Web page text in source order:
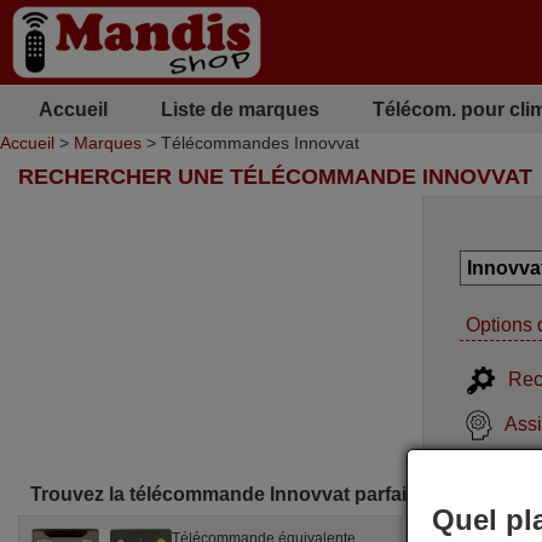
Accueil Liste de marques Télécom. pour
Accueil > Marques > Télécommandes Innovvat
RECHERCHER UNE TÉLÉCOMMANDE INNOVVAT
Options
Trouvez la télécommande Innovvat parfaite pour vous
Télécommande équivalente
Quel